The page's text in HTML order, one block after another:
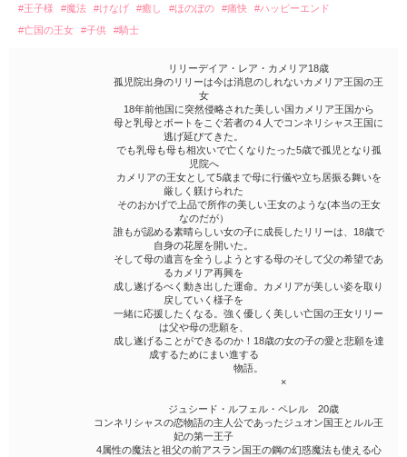
#王子様 #魔法 #けなげ #癒し #ほのぼの #痛快
#ハッピーエンド
#亡国の王女
#子供 #騎士
リリーデイア・レア・カメリア18歳
孤児院出身のリリーは今は消息のしれないカメリア王国の王
女
18年前他国に突然侵略された美しい国カメリア王国から
母と乳母とボートをこぐ若者の４人でコンネリシャス王国に
逃げ延びてきた。
でも乳母も母も相次いで亡くなりたった5歳で孤児となり孤
児院へ
カメリアの王女として5歳まで母に行儀や立ち居振る舞いを
厳しく躾けられた
そのおかげで上品で所作の美しい王女のような(本当の王女
なのだが）
誰もが認める素晴らしい女の子に成長したリリーは、18歳で
自身の花屋を開いた。
そして母の遺言を全うしようとする母のそして父の希望であ
るカメリア再興を
成し遂げるべく動き出した運命。カメリアが美しい姿を取り
戻していく様子を
一緒に応援したくなる。強く優しく美しい亡国の王女リリー
は父や母の悲願を、
成し遂げることができるのか！18歳の女の子の愛と悲願を達
成するためにまい進する
物語。
×
ジュシード・ルフェル・ペレル 20歳
コンネリシャスの恋物語の主人公であったジュオン国王とルル王
妃の第一王子
4属性の魔法と祖父の前アスラン国王の鋼の幻惑魔法も使える心